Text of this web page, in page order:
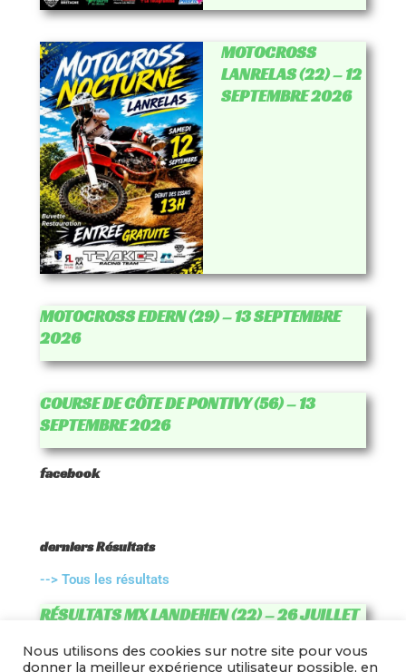
MOTOCROSS
LANRELAS (22) – 12
SEPTEMBRE 2026
MOTOCROSS EDERN (29) – 13 SEPTEMBRE
2026
COURSE DE CÔTE DE PONTIVY (56) – 13
SEPTEMBRE 2026
facebook
derniers Résultats
--> Tous les résultats
RÉSULTATS MX LANDEHEN (22) – 26 JUILLET
Nous utilisons des cookies sur notre site pour vous
donner la meilleur expérience utilisateur possible, en